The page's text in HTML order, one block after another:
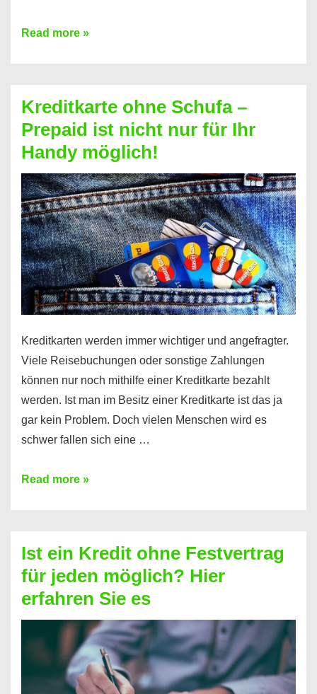
Konto
Neueröffnung
trotz
Schufaeintrag
möglich
Read more »
Kreditkarte ohne Schufa –
Prepaid ist nicht nur für Ihr
Handy möglich!
Kreditkarten werden immer wichtiger und angefragter.
Viele Reisebuchungen oder sonstige Zahlungen
können nur noch mithilfe einer Kreditkarte bezahlt
werden. Ist man im Besitz einer Kreditkarte ist das ja
gar kein Problem. Doch vielen Menschen wird es
schwer fallen sich eine …
Kreditkarte
Prepaid
ist
nicht
nur
für
Handy
Read more »
Ist ein Kredit ohne Festvertrag
für jeden möglich? Hier
erfahren Sie es